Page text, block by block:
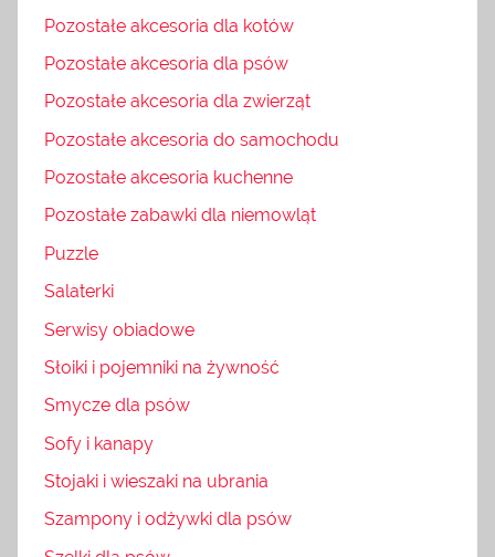
Pozostałe akcesoria dla kotów
Pozostałe akcesoria dla psów
Pozostałe akcesoria dla zwierząt
Pozostałe akcesoria do samochodu
Pozostałe akcesoria kuchenne
Pozostałe zabawki dla niemowląt
Puzzle
Salaterki
Serwisy obiadowe
Słoiki i pojemniki na żywność
Smycze dla psów
Sofy i kanapy
Stojaki i wieszaki na ubrania
Szampony i odżywki dla psów